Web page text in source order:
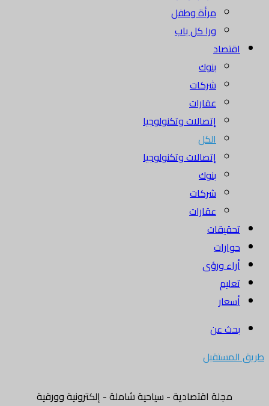
مرأة وطفل
ورا كل باب
اقتصاد
بنوك
شركات
عقارات
إتصالات وتكنولوجيا
الكل
إتصالات وتكنولوجيا
بنوك
شركات
عقارات
تحقيقات
حوارات
أراء ورؤى
تعليم
أسعار
بحث عن
طريق المستقبل
مجلة اقتصادية - سياحية شاملة - إلكترونية وورقية